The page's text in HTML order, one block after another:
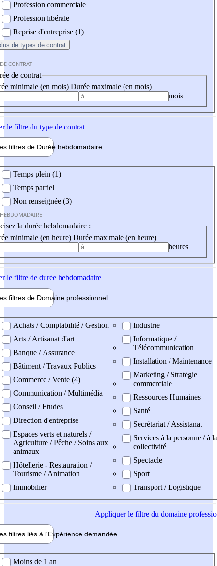
Profession commerciale
Profession libérale
Reprise d'entreprise (1)
de types de contrat
CONTRAT
de contrat
minimale (en mois) Durée maximale (en mois)
mois
le filtre du type de contrat
filtres de Durée hebdomadaire
Temps plein (1)
Temps partiel
Non renseignée (3)
la durée hebdomadaire :
minimale (en heure) Durée maximale (en heure)
heures
le filtre de durée hebdomadaire
filtres de Domaine professionnel
professionel
Achats / Comptabilité / Gestion
Arts / Artisanat d'art
Banque / Assurance
Bâtiment / Travaux Publics
Commerce / Vente (4)
Communication / Multimédia
Conseil / Etudes
Direction d'entreprise
Espaces verts et naturels /
Agriculture / Pêche / Soins aux
animaux
Hôtellerie - Restauration /
Tourisme / Animation
Immobilier
Industrie
Informatique /
Télécommunication
Installation / Maintenance
Marketing / Stratégie
commerciale
Ressources Humaines
Santé
Secrétariat / Assistanat
Services à la personne / à la
collectivité
Spectacle
Sport
Transport / Logistique
Appliquerle filtre du domaine
filtres liés à l'Expérience demandée
demandée
Moins de 1 an